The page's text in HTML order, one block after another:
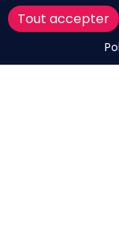
Tout accepter